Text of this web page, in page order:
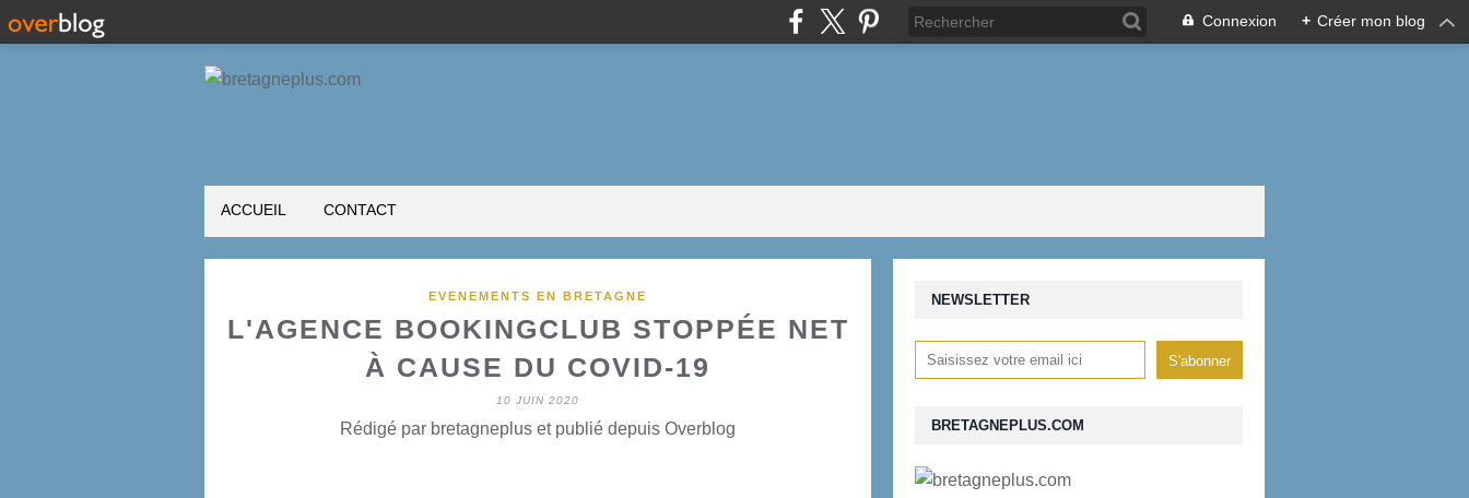
Connexion + Créer mon blog
ACCUEIL CONTACT
EVENEMENTS EN BRETAGNE
L'AGENCE BOOKINGCLUB STOPPÉE NET
À CAUSE DU COVID-19
10 JUIN 2020
Rédigé par bretagneplus et publié depuis Overblog
NEWSLETTER
BRETAGNEPLUS.COM